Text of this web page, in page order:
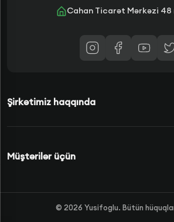
Şirkətimiz haqqında
Kredit Növləri
Müştərilər üçün
Məhsullar
Cahan Ticarət Mərkəzi 48
© 2026 Yusifoglu. Bütün